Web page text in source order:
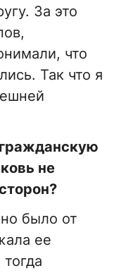
За это
что
Так что я
гражданскую
не
было от
ее